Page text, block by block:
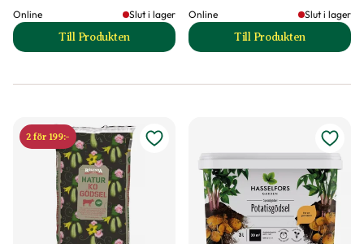
Online
Slut i lager
Till Produkten
till Höst- & vårgödsel Jordnära produktsida
Online
Slut i lager
Till Produkten
till Kompoststart
2 för 199:-